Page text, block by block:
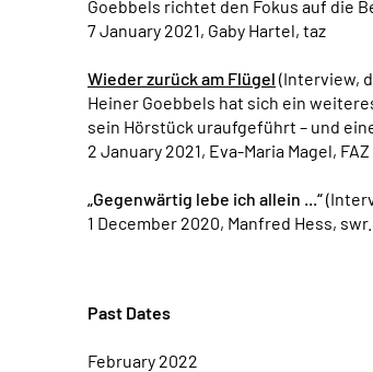
Goebbels richtet den Fokus auf die
7 January 2021, Gaby Hartel, taz
Wieder zurück am Flügel (Interview,
Heiner Goebbels hat sich ein
sein Hörstück uraufgeführt – und
2 January 2021, Eva-Maria Magel, FAZ
„Gegenwärtig lebe ich allein ...“
1 December 2020, Manfred Hess,
Past Dates
February 2022